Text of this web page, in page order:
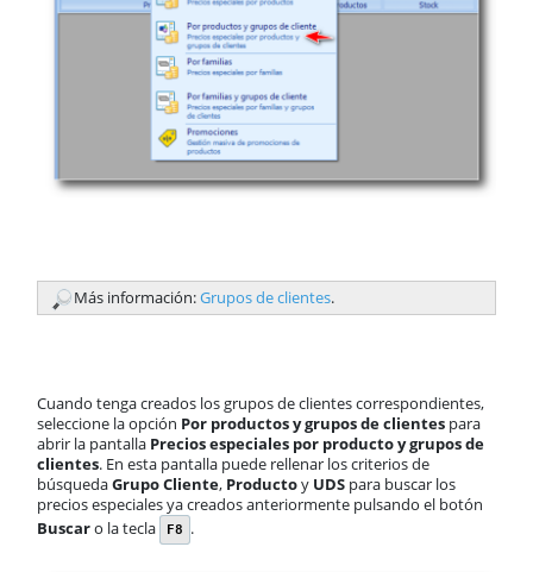
Más información:Grupos de clientes.
Cuando tenga creados los grupos de clientes correspondientes,
seleccione la opción Por productos y grupos de clientes para
abrir la pantalla Precios especiales por producto y grupos de
clientes. En esta pantalla puede rellenar los criterios de
búsquedaGrupo Cliente, Productoy UDS para buscar los
precios especiales ya creados anteriormente pulsando el botón
Buscaro la tecla F8 .